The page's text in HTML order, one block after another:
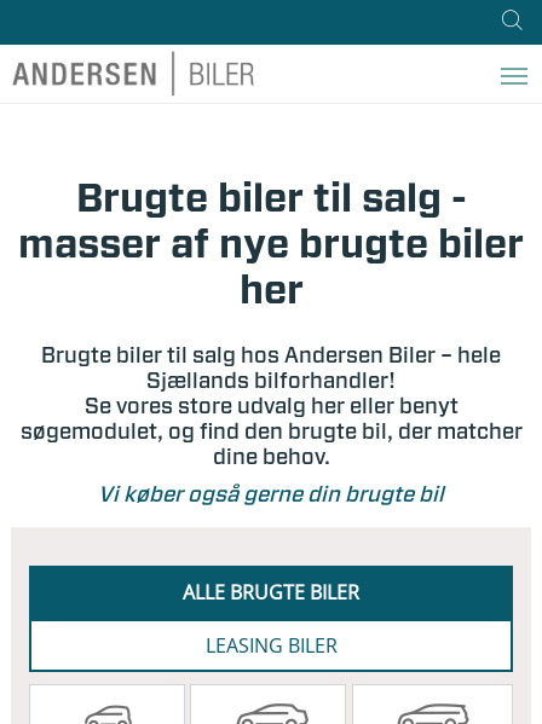
Brugte biler til salg -
masser af nye brugte biler
her
Brugte biler til salg hos Andersen Biler – hele
Sjællands bilforhandler!
Se vores store udvalg her eller benyt
søgemodulet, og find den brugte bil, der matcher
dine behov.
Vi køber også gerne din brugte bil
ALLE BRUGTE BILER
LEASING BILER